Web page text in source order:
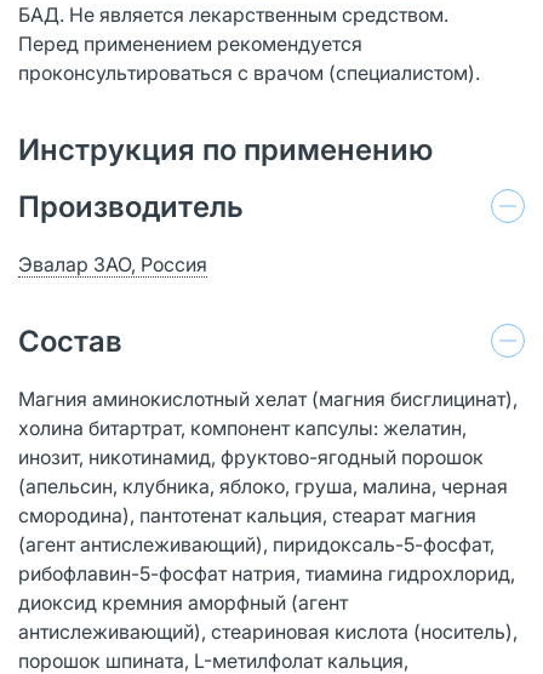
БАД. Не является лекарственным средством.
Перед применением рекомендуется
проконсультироваться с врачом (специалистом).
Инструкция по применению
Производитель
Эвалар ЗАО, Россия
Состав
Магния аминокислотный хелат (магния бисглицинат),
холина битартрат, компонент капсулы: желатин,
инозит, никотинамид, фруктово-ягодный порошок
(апельсин, клубника, яблоко, груша, малина, черная
смородина), пантотенат кальция, стеарат магния
(агент антислеживающий), пиридоксаль-5-фосфат,
рибофлавин-5-фосфат натрия, тиамина гидрохлорид,
диоксид кремния аморфный (агент
антислеживающий), стеариновая кислота (носитель),
порошок шпината, L-метилфолат кальция,